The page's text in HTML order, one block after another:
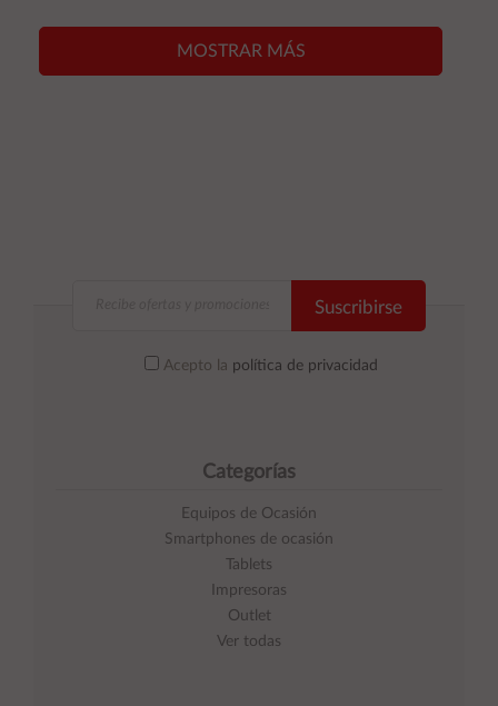
MOSTRAR MÁS
Suscribirse
Acepto la política de privacidad
Categorías
Equipos de Ocasión
Smartphones de ocasión
Tablets
Impresoras
Outlet
Ver todas